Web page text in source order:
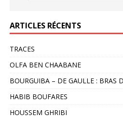
ARTICLES RÉCENTS
TRACES
OLFA BEN CHAABANE
BOURGUIBA – DE GAULLE : BRAS
HABIB BOUFARES
HOUSSEM GHRIBI